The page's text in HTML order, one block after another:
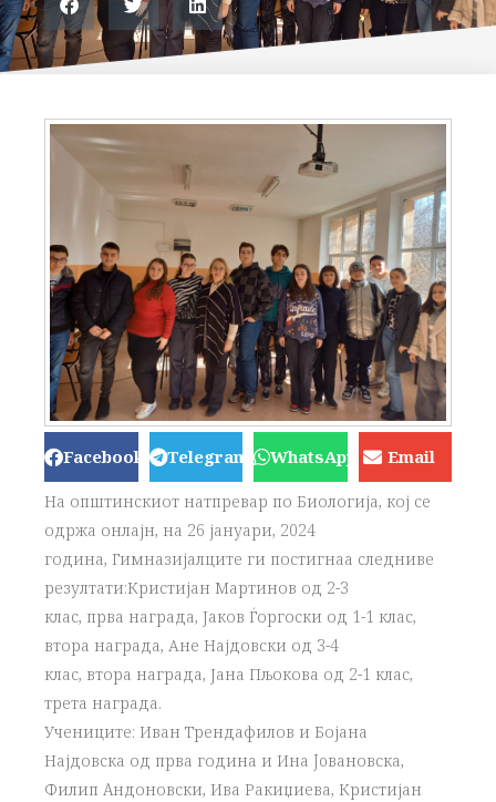
Facebook Telegram WhatsApp Email
На општинскиот натпревар по Биологија, кој се
одржа онлајн, на 26 јануари, 2024
година, Гимназијалците ги постигнаа следниве
резултати:Кристијан Мартинов од 2-3
клас, прва награда, Јаков Ѓоргоски од 1-1 клас,
втора награда, Ане Најдовски од 3-4
клас, втора награда, Јана Пљокова од 2-1 клас,
трета награда.
Учениците: Иван Трендафилов и Бојана
Најдовска од прва година и Ина Joвановска,
Филип Aндоновски, Ива Ракиџиева, Кристијан